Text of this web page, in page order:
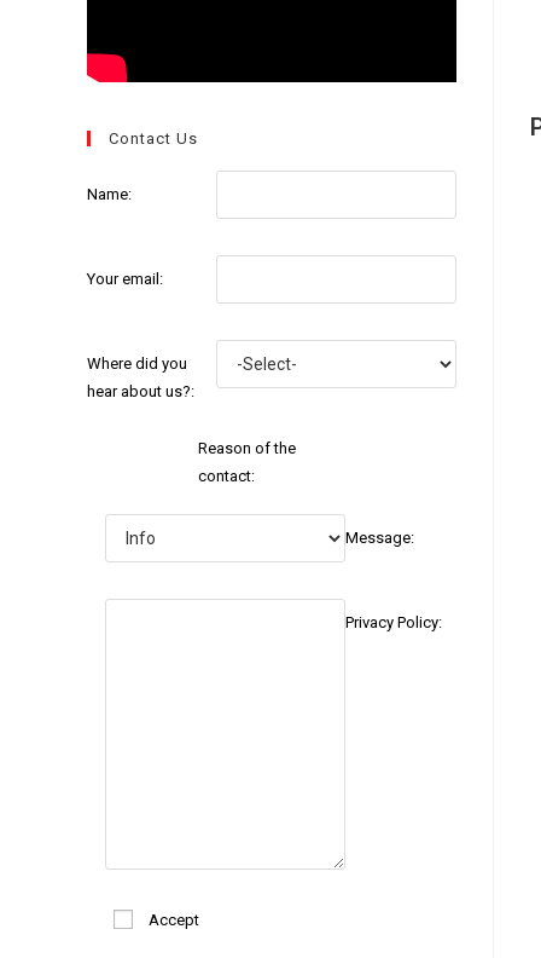
Contact Us
Name:
Your email:
Where did you
hear about us?:
Reason of the
contact:
Message:
Privacy Policy:
Accept